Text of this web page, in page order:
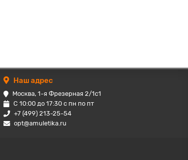
Наш адрес
Москва, 1-я Фрезерная 2/1с1
С 10:00 до 17:30 с пн по пт
+7 (499) 213-25-54
opt@amuletika.ru